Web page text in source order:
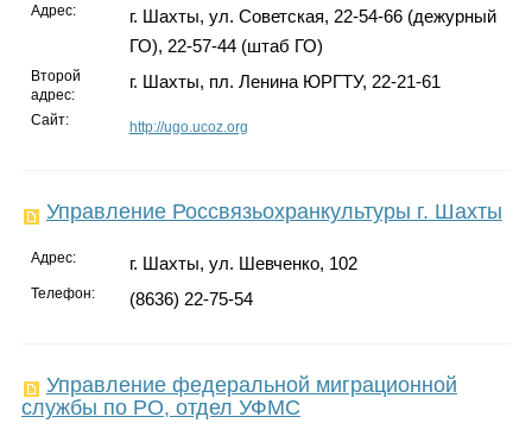
Гороскоп
Карты
Адрес:
г. Шахты, ул. Советская, 22-54-66 (дежурный
ГО), 22-57-44 (штаб ГО)
Второй
адрес:
г. Шахты, пл. Ленина ЮРГТУ, 22-21-61
Сайт: http://ugo.ucoz.org
Управление Россвязьохранкультуры г. Шахты
Адрес: г. Шахты, ул. Шевченко, 102
Телефон: (8636) 22-75-54
Управление федеральной миграционной
службы по РО, отдел УФМС